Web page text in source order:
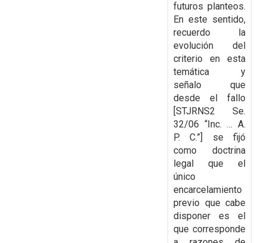
futuros planteos.
En este sentido,
recuerdo la
evolución del
criterio en esta
temática y
señalo que
desde el fallo
[STJRNS2 Se.
32/06 “Inc. … A.
P. C.”] se fijó
como doctrina
legal que el
único
encarcelamiento
previo que cabe
disponer es el
que corresponde